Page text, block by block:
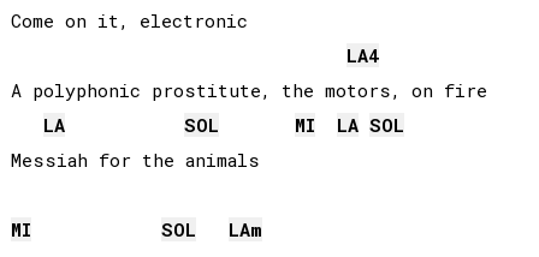
Come on it, electronic
LA4
A polyphonic prostitute, the motors, on fire
LA
SOL MI LA SOL
Messiah for the animals
MI SOL LAm